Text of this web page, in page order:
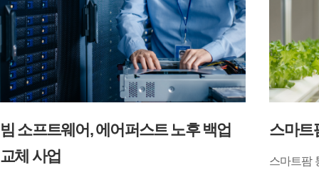
빔 소프트웨어, 에어퍼스트 노후 백업
교체 사업
스마트
스마트팜